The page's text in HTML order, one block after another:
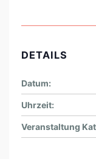
T
I
A
M
E
N
DETAILS
Datum:
Uhrzeit:
Veranstaltung